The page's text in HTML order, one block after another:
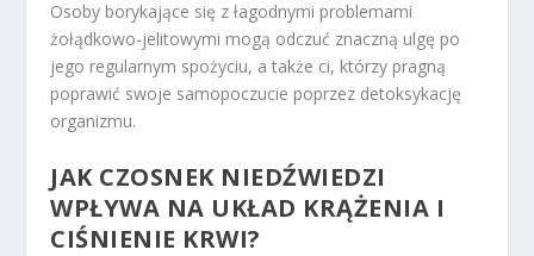
Osoby borykające się z łagodnymi problemami
żołądkowo-jelitowymi mogą odczuć znaczną ulgę po
jego regularnym spożyciu, a także ci, którzy pragną
poprawić swoje samopoczucie poprzez detoksykację
organizmu.
JAK CZOSNEK NIEDŹWIEDZI
WPŁYWA NA UKŁAD KRĄŻENIA I
CIŚNIENIE KRWI?